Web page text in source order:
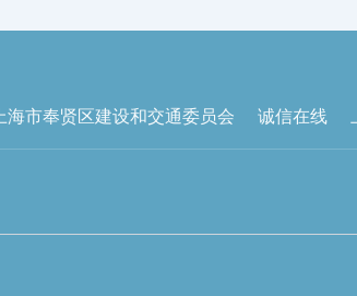
海市奉贤区建设和交通委员会 诚信在线